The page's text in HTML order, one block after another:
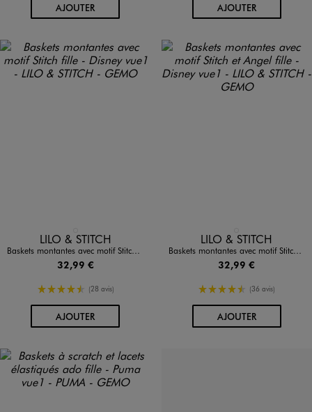
AJOUTERAU PANIER AJOUTERAU PANIER
Disponible en 1 coloris
LILO & STITCH
Baskets montantes avec motif Stitch fille - Disney
32,99 €
4.5/5 de moyenne
(28 avis)
AJOUTERAU PANIER
Disponible en 1 coloris
LILO & STITCH
Baskets montantes avec motif Stitch et Angel fille - Disney
32,99 €
4.5/5 de moyenne
(36 avis)
AJOUTERAU PANIER